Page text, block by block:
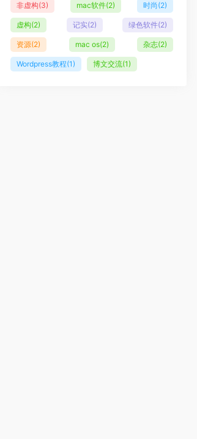
非虚构(3) mac软件(2) 时尚(2)
虚构(2) 记实(2) 绿色软件(2)
资源(2) mac os(2) 杂志(2)
Wordpress教程(1) 博文交流(1)